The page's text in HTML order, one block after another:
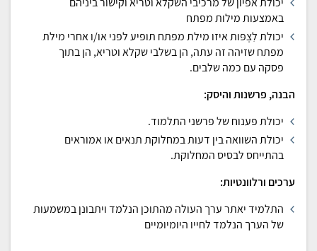
באמצעות מילות מפתח
יכולת לִצְפּות איזו מילת מפתח תופיע לפני או/ו אחרי מילת
מפתח שזיהה זה עתה, הן בשלבי שקלא וטריא, הן בתוך
פסקה עם כמה שלבים.
הבנה, פרשנות והיסק:
יכולת פענוח של פרשני התלמוד.
יכולת השוואה בין דעות במחלוקת תנאים או אמוראים
בהתייחס לבסיס המחלוקת.
ערכים ורלוונטיות:
התלמיד יאתר ערך העולה מהתוכן הנלמד ויתבונן במשמעות
של הערך הנלמד לחייו היומיומיים